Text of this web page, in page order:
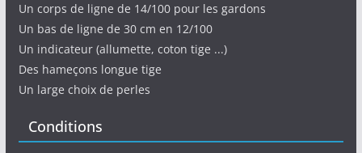
Un corps de ligne de 14/100 pour les gardons
Un bas de ligne de 30 cm en 12/100
Un indicateur (allumette, coton tige ...)
Des hameçons longue tige
Un large choix de perles
Conditions